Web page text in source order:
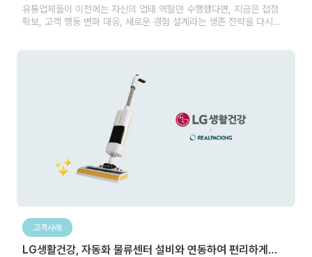
할 3가지 변화
유통업체들이 이전에는 자신의 업태 역할만 수행했다면, 지금은 접점
확보, 고객 행동 변화 대응, 새로운 경험 설계라는 생존 전략을 다시
고객사례
LG생활건강, 자동화 물류센터 설비와 연동하여 편리하게